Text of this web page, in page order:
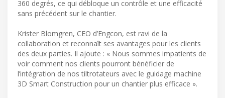
360 degrés, ce qui débloque un contrôle et une efficacité
sans précédent sur le chantier.
Krister Blomgren, CEO d’Engcon, est ravi de la
collaboration et reconnaît ses avantages pour les clients
des deux parties. Il ajoute : « Nous sommes impatients de
voir comment nos clients pourront bénéficier de
l’intégration de nos tiltrotateurs avec le guidage machine
3D Smart Construction pour un chantier plus efficace ».